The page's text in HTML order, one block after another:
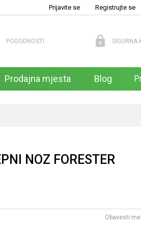
Prijavite se Registrujte se
POGODNOSTI SIGURNA
Prodajna mjesta Blog
NOZ FORESTER
Obavesti